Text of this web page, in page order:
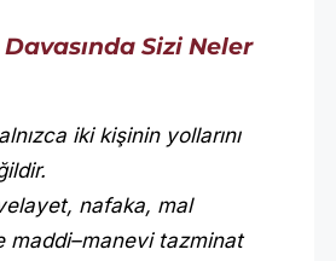
Sizi Neler
iki kişinin yollarını
nafaka, mal
maddi–manevi tazminat